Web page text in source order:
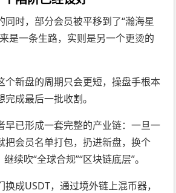
同时，部分会员被平移到了“瀚海星
是一条生路，实则是另一个更烫的
个新盘的周期只会更短，操盘手根本
成最后一批收割。
早已形成一套完整的产业链：一旦一
把会员名单打包，扔进新盘，换个
续吹“全球合规”“区块链底层”。
成USDT，通过境外链上混币器，